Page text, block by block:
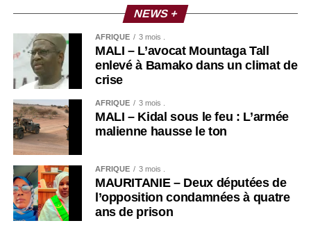
NEWS +
AFRIQUE 3 mois .
MALI – L’avocat Mountaga Tall
enlevé à Bamako dans un climat de
crise
AFRIQUE 3 mois .
MALI – Kidal sous le feu : L’armée
malienne hausse le ton
AFRIQUE 3 mois .
MAURITANIE – Deux députées de
l’opposition condamnées à quatre
ans de prison